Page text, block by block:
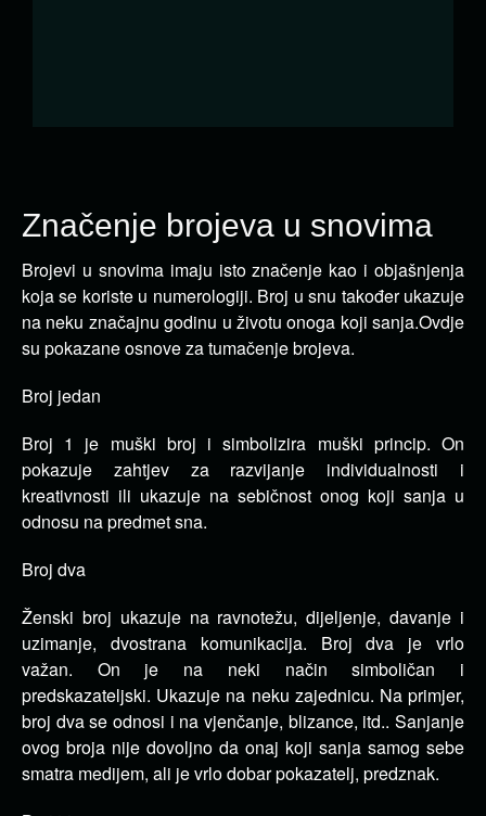
Značenje brojeva u snovima
Brojevi u snovima imaju isto značenje kao i objašnjenja
koja se koriste u numerologiji. Broj u snu također ukazuje
na neku značajnu godinu u životu onoga koji sanja.Ovdje
su pokazane osnove za tumačenje brojeva.
Broj jedan
Broj 1 je muški broj i simbolizira muški princip. On
pokazuje zahtjev za razvijanje individualnosti i
kreativnosti ili ukazuje na sebičnost onog koji sanja u
odnosu na predmet sna.
Broj dva
Ženski broj ukazuje na ravnotežu, dijeljenje, davanje i
uzimanje, dvostrana komunikacija. Broj dva je vrlo
važan. On je na neki način simboličan i
predskazateljski. Ukazuje na neku zajednicu. Na primjer,
broj dva se odnosi i na vjenčanje, blizance, itd.. Sanjanje
ovog broja nije dovoljno da onaj koji sanja samog sebe
smatra medijem, ali je vrlo dobar pokazatelj, predznak.